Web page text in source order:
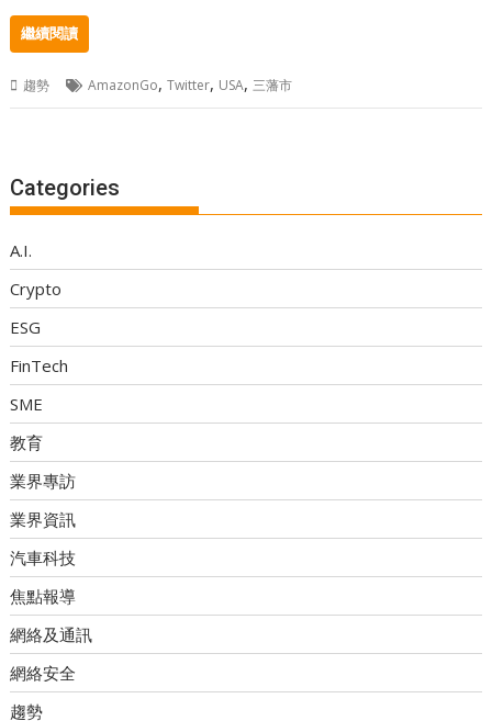
繼續閱讀
趨勢 AmazonGo,Twitter, USA, 三藩市
Categories
A.I.
Crypto
ESG
FinTech
SME
教育
業界專訪
業界資訊
汽車科技
焦點報導
網絡及通訊
網絡安全
趨勢